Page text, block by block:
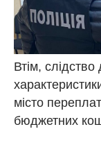
Втім,
місто
бюджетних